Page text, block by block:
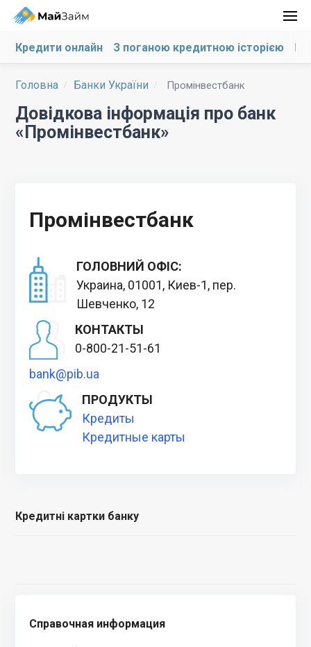
Кредити онлайн З поганою кредитною історією На
Головна Банки України Промінвестбанк
Довідкова інформація про банк
«Промінвестбанк»
Промінвестбанк
ГОЛОВНИЙ ОФІС:
Украина, 01001, Киев-1, пер.
Шевченко, 12
КОНТАКТЫ
0-800-21-51-61
bank@pib.ua
ПРОДУКТЫ
Кредиты
Кредитные карты
Кредитні картки банку
Справочная информация